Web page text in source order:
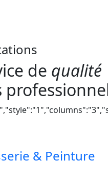
de qualité
& Peinture